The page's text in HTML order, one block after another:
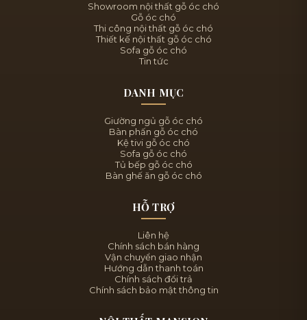
Showroom nội thất gỗ óc chó
Gỗ óc chó
Thi công nội thất gỗ óc chó
Thiết kế nội thất gỗ óc chó
Sofa gỗ óc chó
Tin tức
DANH MỤC
Giường ngủ gỗ óc chó
Bàn phấn gỗ óc chó
Kệ tivi gỗ óc chó
Sofa gỗ óc chó
Tủ bếp gỗ óc chó
Bàn ghế ăn gỗ óc chó
HỖ TRỢ
Liên hệ
Chính sách bán hàng
Vận chuyển giao nhận
Hướng dẫn thanh toán
Chính sách đổi trả
Chính sách bảo mật thông tin